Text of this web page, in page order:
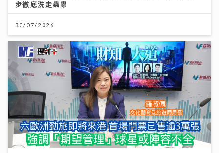
步徹底洗走蟲蟲
30/07/2026